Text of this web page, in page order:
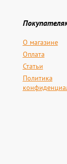
О магазине
Оплата
Статьи
Политика